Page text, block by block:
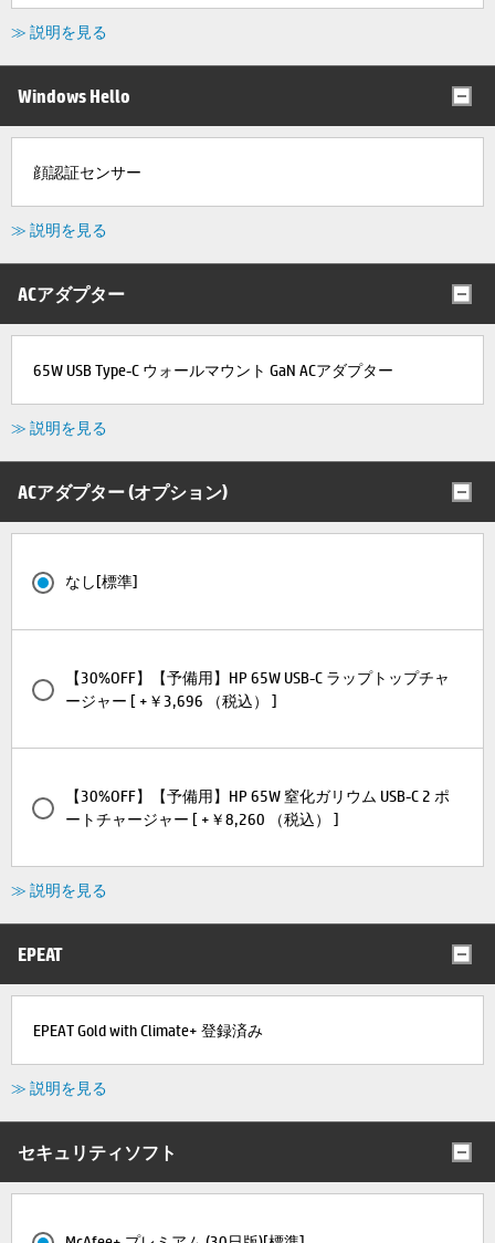
≫ 説明を見る
Windows Hello
顔認証センサー
≫ 説明を見る
ACアダプター
65W USB Type-C ウォールマウント GaN ACアダプター
≫ 説明を見る
ACアダプター (オプション)
なし[標準]
【30%OFF】【予備用】HP 65W USB-C ラップトップチャ
ージャー [ +￥3,696 （税込） ]
【30%OFF】【予備用】HP 65W 窒化ガリウム USB-C 2 ポ
ートチャージャー [ +￥8,260 （税込） ]
≫ 説明を見る
EPEAT
EPEAT Gold with Climate+ 登録済み
≫ 説明を見る
セキュリティソフト